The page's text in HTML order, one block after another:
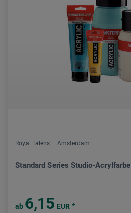
Royal Talens – Amsterdam
Standard Series Studio-Acrylfarbe
ab 6,15 EUR *